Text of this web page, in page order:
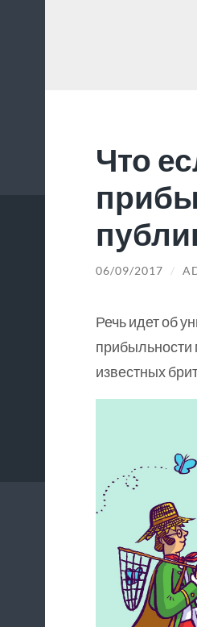
Что
06/09/2017 /
Речь идет об
прибыльности
известных